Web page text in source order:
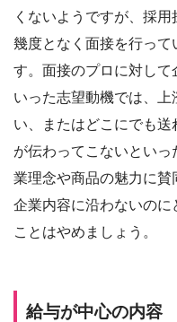
くないようですが、採用
幾度となく面接を行っ
す。面接のプロに対して
いった志望動機では、
い、またはどこにでも
が伝わってこないとい
業理念や商品の魅力に賛
企業内容に沿わないのに
ことはやめましょう。
給与が中心の内容